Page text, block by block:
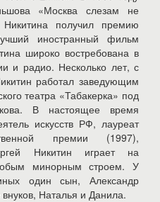
«Москва слезам не
получил премию
иностранный фильм
широко востребована в
и радио. Несколько лет, с
работал заведующим
театра «Табакерка» под
В настоящее время
искусств РФ, лауреат
премии (1997),
Никитин играет на
минорным строем. У
один сын, Александр
Наталья и Данила.